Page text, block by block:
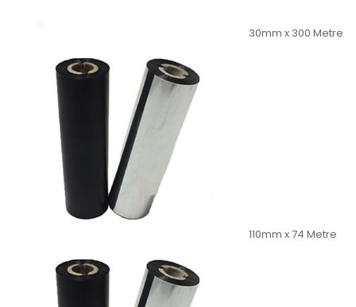
30mm x 300 Metre
110mm x 74 Metre